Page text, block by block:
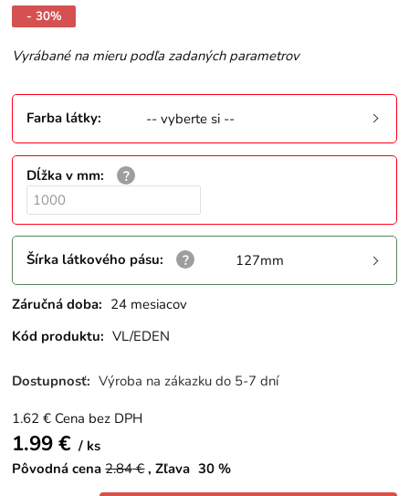
- 30%
Vyrábané na mieru podľa zadaných parametrov
Farba látky: -- vyberte si --
Dĺžka v mm:
Šírka látkového pásu: 127mm
Záručná doba: 24 mesiacov
Kód produktu: VL/EDEN
Dostupnosť: Výroba na zákazku do 5-7 dní
1.62 € Cena bez DPH
1.99€
ks
Pôvodná cena 2.84€ Zľava 30 %